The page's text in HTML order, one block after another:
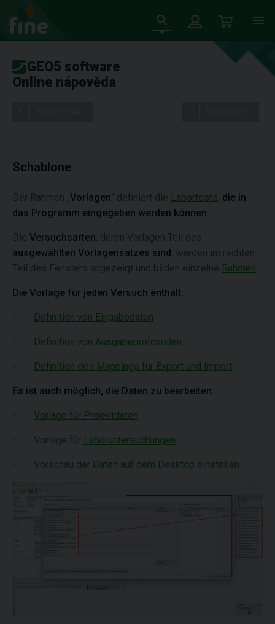
GEO5 software
Online nápověda
Schablone
Der Rahmen „Vorlagen“ definiert die Labortests, die in
das Programm eingegeben werden können.
Die Versuchsarten, deren Vorlagen Teil des
ausgewählten Vorlagensatzes sind, werden im rechten
Teil des Fensters angezeigt und bilden einzelne Rahmen
Die Vorlage für jeden Versuch enthält:
Definition von Eingabedaten
Definition von Ausgabeprotokollen
Definition des Mappings für Export und Import
Es ist auch möglich, die Daten zu bearbeiten:
Vorlage für Projektdaten
Vorlage für Laboruntersuchungen
Vorschau der Daten auf dem Desktop einstellen